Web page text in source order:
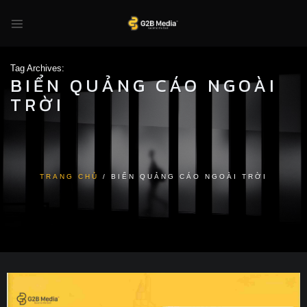
Tag Archives:
BIỂN QUẢNG CÁO NGOÀI
TRỜI
TRANG CHỦ / BIỂN QUẢNG CÁO NGOÀI TRỜI